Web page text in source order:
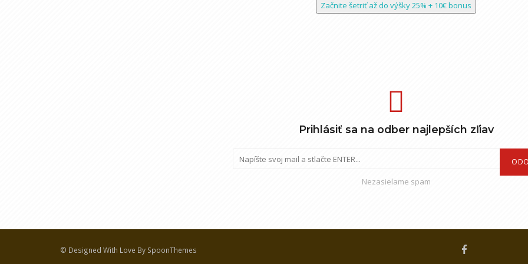
Začnite šetriť až do výšky 25% + 10€ bonus
Prihlásiť sa na odber najlepších zľiav
Nezasielame spam
© Designed With Love By SpoonThemes